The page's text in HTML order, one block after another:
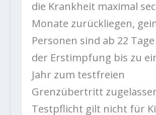
die Krankheit maximal
Monate zurückliegen,
Personen sind ab 22
der Erstimpfung bis zu
Jahr zum testfreien
Grenzübertritt
Testpflicht gilt nicht für